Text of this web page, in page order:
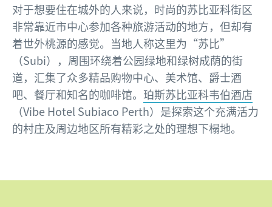
对于想要住在城外的人来说，时尚的苏比亚科街区
非常靠近市中心参加各种旅游活动的地方，但却有
着世外桃源的感觉。当地人称这里为“苏比”
（Subi），周围环绕着公园绿地和绿树成荫的街
道，汇集了众多精品购物中心、美术馆、爵士酒
吧、餐厅和知名的咖啡馆。 珀斯苏比亚科韦伯酒店
（Vibe Hotel Subiaco Perth）是探索这个充满活力
的村庄及周边地区所有精彩之处的理想下榻地。